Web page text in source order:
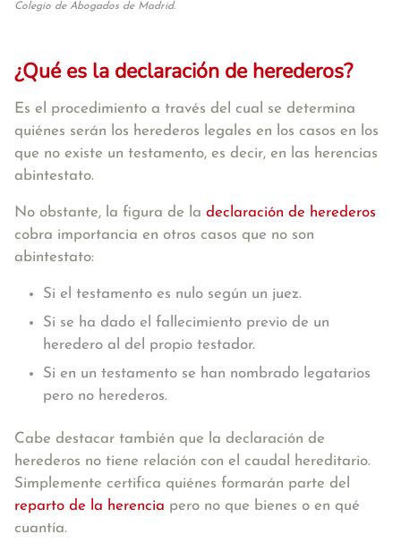
Colegio de Abogados de Madrid.
¿Qué es la declaración de herederos?
Es el procedimiento a través del cual se determina
quiénes serán los herederos legales en los casos en los
que no existe un testamento, es decir, en las herencias
abintestato.
No obstante, la figura de la declaración de herederos
cobra importancia en otros casos que no son
abintestato:
Si el testamento es nulo según un juez.
Si se ha dado el fallecimiento previo de un
heredero al del propio testador.
Si en un testamento se han nombrado legatarios
pero no herederos.
Cabe destacar también que la declaración de
herederos no tiene relación con el caudal hereditario.
Simplemente certifica quiénes formarán parte del
reparto de la herencia pero no que bienes o en qué
cuantía.